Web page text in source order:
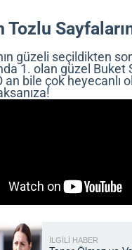
Tozlu
güzeli seçildikten
1. olan güzel Buket
an bile çok heyecanlı